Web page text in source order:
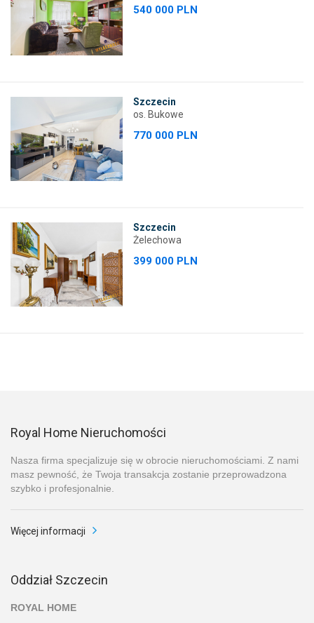
540 000 PLN
Szczecin
os. Bukowe
770 000 PLN
Szczecin
Żelechowa
399 000 PLN
Royal Home Nieruchomości
Nasza firma specjalizuje się w obrocie nieruchomościami. Z nami
masz pewność, że Twoja transakcja zostanie przeprowadzona
szybko i profesjonalnie.
Więcej informacji
Oddział Szczecin
ROYAL HOME